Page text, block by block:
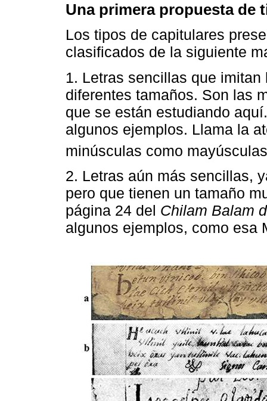
Una primera propuesta de
Los tipos de capitulares
clasificados de la siguiente
1. Letras sencillas que
diferentes tamaños. Son las
que se están estudiando
algunos ejemplos. Llama la
minúsculas como
2. Letras aún más sencillas,
pero que tienen un tamaño
página 24 del Chilam Balam
algunos ejemplos, como esa